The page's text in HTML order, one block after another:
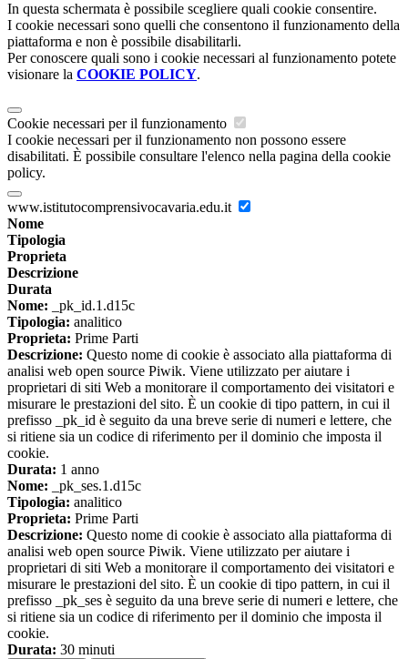
In questa schermata è possibile scegliere quali cookie consentire.
I cookie necessari sono quelli che consentono il funzionamento della
piattaforma e non è possibile disabilitarli.
Per conoscere quali sono i cookie necessari al funzionamento potete
visionare la COOKIE POLICY.
Cookie necessari per il funzionamento
I cookie necessari per il funzionamento non possono essere
disabilitati. È possibile consultare l'elenco nella pagina della cookie
policy.
www.istitutocomprensivocavaria.edu.it
Nome
Tipologia
Proprieta
Descrizione
Durata
Nome: _pk_id.1.d15c
Tipologia: analitico
Proprieta: Prime Parti
Descrizione: Questo nome di cookie è associato alla piattaforma di
analisi web open source Piwik. Viene utilizzato per aiutare i
proprietari di siti Web a monitorare il comportamento dei visitatori e
misurare le prestazioni del sito. È un cookie di tipo pattern, in cui il
prefisso _pk_id è seguito da una breve serie di numeri e lettere, che
si ritiene sia un codice di riferimento per il dominio che imposta il
cookie.
Durata: 1 anno
Nome: _pk_ses.1.d15c
Tipologia: analitico
Proprieta: Prime Parti
Descrizione: Questo nome di cookie è associato alla piattaforma di
analisi web open source Piwik. Viene utilizzato per aiutare i
proprietari di siti Web a monitorare il comportamento dei visitatori e
misurare le prestazioni del sito. È un cookie di tipo pattern, in cui il
prefisso _pk_ses è seguito da una breve serie di numeri e lettere, che
si ritiene sia un codice di riferimento per il dominio che imposta il
cookie.
Durata: 30 minuti